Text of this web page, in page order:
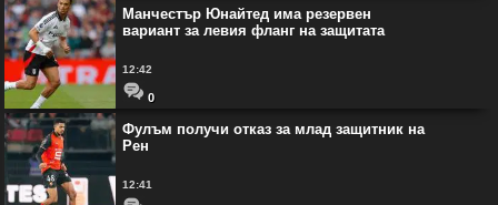
Манчестър Юнайтед има резервен
вариант за левия фланг на защитата
12:42
0
Фулъм получи отказ за млад защитник на
Рен
12:41